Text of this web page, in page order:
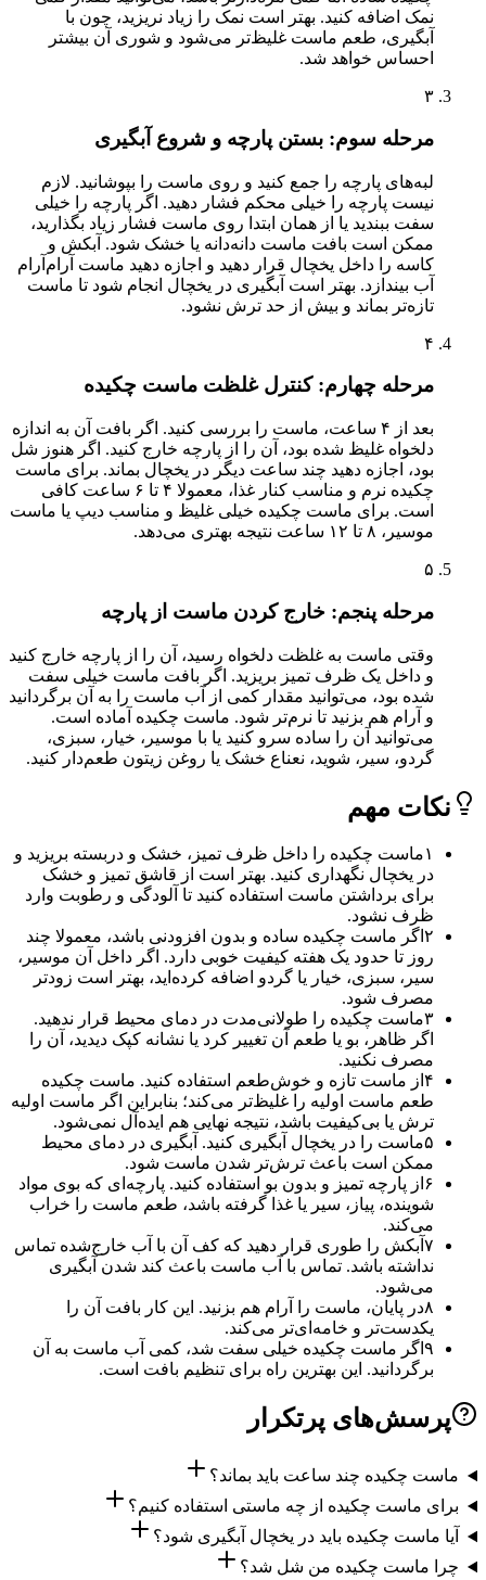
نمک اضافه کنید. بهتر است نمک را زیاد نریزید، چون با
آبگیری، طعم ماست غلیظ‌تر می‌شود و شوری آن بیشتر
احساس خواهد شد.
مرحله سوم: بستن پارچه و شروع آبگیری
لبه‌های پارچه را جمع کنید و روی ماست را بپوشانید. لازم
نیست پارچه را خیلی محکم فشار دهید. اگر پارچه را خیلی
سفت ببندید یا از همان ابتدا روی ماست فشار زیاد بگذارید،
ممکن است بافت ماست دانه‌دانه یا خشک شود. آبکش و
کاسه را داخل یخچال قرار دهید و اجازه دهید ماست آرام‌آرام
آب بیندازد. بهتر است آبگیری در یخچال انجام شود تا ماست
تازه‌تر بماند و بیش از حد ترش نشود.
مرحله چهارم: کنترل غلظت ماست چکیده
بعد از ۴ ساعت، ماست را بررسی کنید. اگر بافت آن به اندازه
دلخواه غلیظ شده بود، آن را از پارچه خارج کنید. اگر هنوز شل
بود، اجازه دهید چند ساعت دیگر در یخچال بماند. برای ماست
چکیده نرم و مناسب کنار غذا، معمولا ۴ تا ۶ ساعت کافی
است. برای ماست چکیده خیلی غلیظ و مناسب دیپ یا ماست
موسیر، ۸ تا ۱۲ ساعت نتیجه بهتری می‌دهد.
مرحله پنجم: خارج کردن ماست از پارچه
وقتی ماست به غلظت دلخواه رسید، آن را از پارچه خارج کنید
و داخل یک ظرف تمیز بریزید. اگر بافت ماست خیلی سفت
شده بود، می‌توانید مقدار کمی از آب ماست را به آن برگردانید
و آرام هم بزنید تا نرم‌تر شود. ماست چکیده آماده است.
می‌توانید آن را ساده سرو کنید یا با موسیر، خیار، سبزی،
گردو، سیر، شوید، نعناع خشک یا روغن زیتون طعم‌دار کنید.
مهم
ماست چکیده را داخل ظرف تمیز، خشک و دربسته بریزید و
در یخچال نگهداری کنید. بهتر است از قاشق تمیز و خشک
برای برداشتن ماست استفاده کنید تا آلودگی و رطوبت وارد
ظرف نشود.
اگر ماست چکیده ساده و بدون افزودنی باشد، معمولا چند
روز تا حدود یک هفته کیفیت خوبی دارد. اگر داخل آن موسیر،
سیر، سبزی، خیار یا گردو اضافه کرده‌اید، بهتر است زودتر
مصرف شود.
ماست چکیده را طولانی‌مدت در دمای محیط قرار ندهید.
اگر ظاهر، بو یا طعم آن تغییر کرد یا نشانه کپک دیدید، آن را
مصرف نکنید.
از ماست تازه و خوش‌طعم استفاده کنید. ماست چکیده
طعم ماست اولیه را غلیظ‌تر می‌کند؛ بنابراین اگر ماست اولیه
ترش یا بی‌کیفیت باشد، نتیجه نهایی هم ایده‌آل نمی‌شود.
ماست را در یخچال آبگیری کنید. آبگیری در دمای محیط
ممکن است باعث ترش‌تر شدن ماست شود.
از پارچه تمیز و بدون بو استفاده کنید. پارچه‌ای که بوی مواد
شوینده، پیاز، سیر یا غذا گرفته باشد، طعم ماست را خراب
آبکش را طوری قرار دهید که کف آن با آب خارج‌شده تماس
نداشته باشد. تماس با آب ماست باعث کند شدن آبگیری
می‌شود.
در پایان، ماست را آرام هم بزنید. این کار بافت آن را
یکدست‌تر و خامه‌ای‌تر می‌کند.
اگر ماست چکیده خیلی سفت شد، کمی آب ماست به آن
برگردانید. این بهترین راه برای تنظیم بافت است.
پرتکرار
چکیده چند ساعت باید بماند؟
ماست چکیده از چه ماستی استفاده کنیم؟
ماست چکیده باید در یخچال آبگیری شود؟
ماست چکیده من شل شد؟